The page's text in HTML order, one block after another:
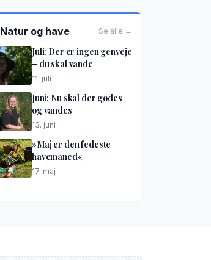
Natur og have Se alle →
Juli: Der er ingen genveje
– du skal vande
11. juli
Juni: Nu skal der gødes
og vandes
13. juni
»Maj er den fedeste
havemåned«
17. maj